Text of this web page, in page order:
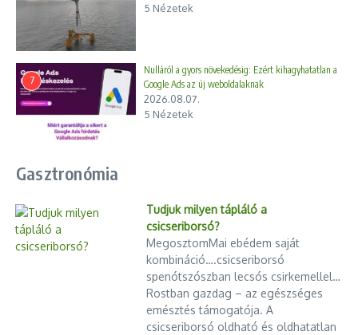
5 Nézetek
7
Nulláról a gyors növekedésig: Ezért kihagyhatatlan a
Google Ads az új weboldalaknak
2026.08.07.
5 Nézetek
Gasztronómia
Tudjuk milyen tápláló a
csicseriborsó?
MegosztomMai ebédem saját
kombináció….csicseriborsó
spenótszószban lecsós csirkemellel…
Rostban gazdag – az egészséges
emésztés támogatója. A
csicseriborsó oldható és oldhatatlan